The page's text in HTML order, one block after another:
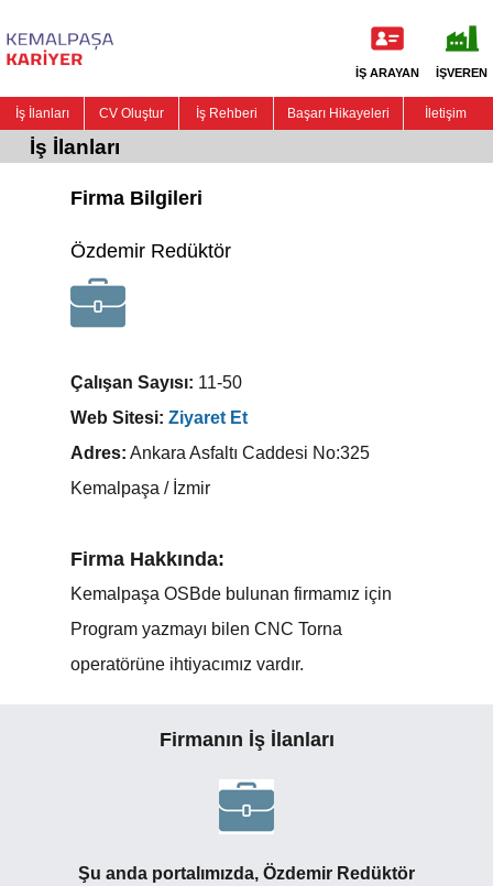
İŞ ARAYAN İŞVEREN
İş İlanları CV Oluştur İş Rehberi Başarı Hikayeleri İletişim
İş İlanları
Firma Bilgileri
Özdemir Redüktör
Çalışan Sayısı: 11-50
Web Sitesi: Ziyaret Et
Adres: Ankara Asfaltı Caddesi No:325
Kemalpaşa / İzmir
Firma Hakkında:
Kemalpaşa OSBde bulunan firmamız için
Program yazmayı bilen CNC Torna
operatörüne ihtiyacımız vardır.
Firmanın İş İlanları
Şu anda portalımızda, Özdemir Redüktör